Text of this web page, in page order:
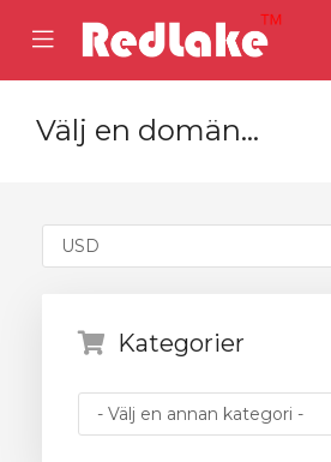
Mobile
Menu
Välj en domän...
Kategorier